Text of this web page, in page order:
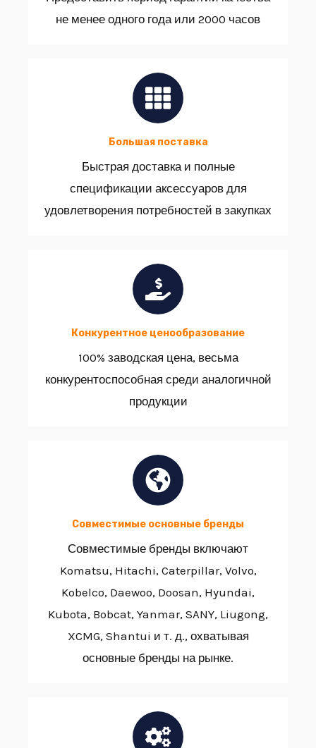
не менее одного года или 2000 часов
Большая поставка
Быстрая доставка и полные
спецификации аксессуаров для
удовлетворения потребностей в закупках
Конкурентное ценообразование
100% заводская цена, весьма
конкурентоспособная среди аналогичной
продукции
Совместимые основные бренды
Совместимые бренды включают
Komatsu, Hitachi, Caterpillar, Volvo,
Kobelco, Daewoo, Doosan, Hyundai,
Kubota, Bobcat, Yanmar, SANY, Liugong,
XCMG, Shantui и т. д., охватывая
основные бренды на рынке.